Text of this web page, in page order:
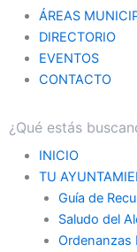
ÁREAS
DIRECTORIO
EVENTOS
CONTACTO
INICIO
TU
Guía de
Saludo del
Ordenanzas